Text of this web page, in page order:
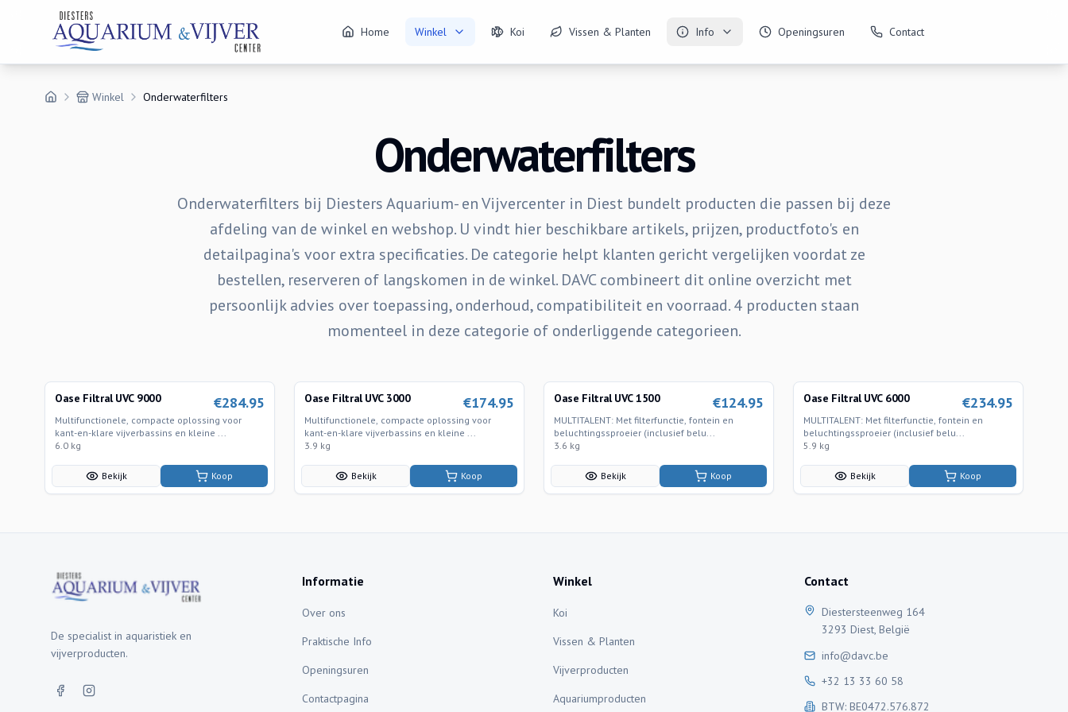
Home Winkel Koi Vissen & Planten Info Openingsuren Contact
Winkel Onderwaterfilters
Onderwaterfilters
Onderwaterfilters bij Diesters Aquarium- en Vijvercenter in Diest bundelt producten die passen bij deze
afdeling van de winkel en webshop. U vindt hier beschikbare artikels, prijzen, productfoto's en
detailpagina's voor extra specificaties. De categorie helpt klanten gericht vergelijken voordat ze
bestellen, reserveren of langskomen in de winkel. DAVC combineert dit online overzicht met
persoonlijk advies over toepassing, onderhoud, compatibiliteit en voorraad. 4 producten staan
momenteel in deze categorie of onderliggende categorieen.
Oase Filtral UVC 9000 €284.95
Multifunctionele, compacte oplossing voor
kant-en-klare vijverbassins en kleine ...
6.0 kg
Bekijk Koop
Oase Filtral UVC 3000 €174.95
Multifunctionele, compacte oplossing voor
kant-en-klare vijverbassins en kleine ...
3.9 kg
Bekijk Koop
Oase Filtral UVC 1500 €124.95
MULTITALENT​​: Met filterfunctie, fontein en
beluchtingssproeier (inclusief belu...
3.6 kg
Bekijk Koop
Oase Filtral UVC 6000 €234.95
MULTITALENT​​: Met filterfunctie, fontein en
beluchtingssproeier (inclusief belu...
5.9 kg
Bekijk Koop
De specialist in aquaristiek en
vijverproducten.
Informatie
Over ons
Praktische Info
Openingsuren
Contactpagina
Winkel
Koi
Vissen & Planten
Vijverproducten
Aquariumproducten
Contact
Diestersteenweg 164
3293 Diest, België
info@davc.be
+32 13 33 60 58
BTW: BE0472.576.872